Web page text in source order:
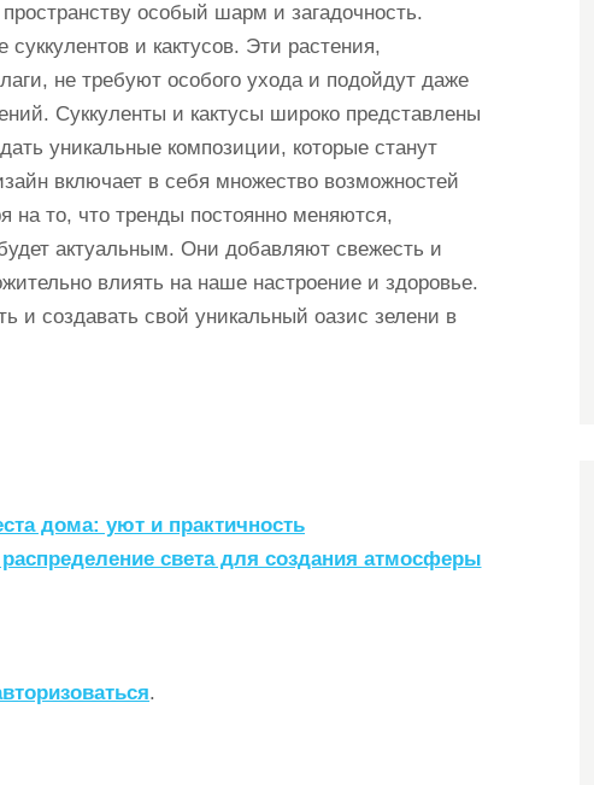
особый шарм и загадочность.
и кактусов. Эти растения,
не требуют особого ухода и подойдут даже
Суккуленты и кактусы широко представлены
уникальные композиции, которые станут
включает в себя множество возможностей
на то, что тренды постоянно меняются,
актуальным. Они добавляют свежесть и
влиять на наше настроение и здоровье.
и создавать свой уникальный оазис зелени в
дома: уют и практичность
света для создания атмосферы
.